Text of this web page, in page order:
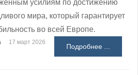
усилиям по достижению
мира, который гарантирует
во всей Европе.
17 март 2026
Подробнее ...